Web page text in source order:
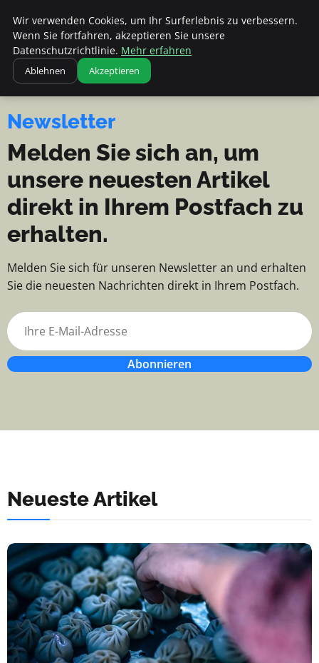
Apemania Shop - Nachrichten,
Apemania Shop
NACHRICHTEN, TIPPS UND
EINBLICKE
Newsletter
Melden Sie sich an, um
unsere neuesten Artikel
direkt in Ihrem Postfach zu
erhalten.
Melden Sie sich für unseren Newsletter an und erhalten
Sie die neuesten Nachrichten direkt in Ihrem Postfach.
Abonnieren
Neueste Artikel
Wir verwenden Cookies, um Ihr Surferlebnis zu verbessern.
Wenn Sie fortfahren, akzeptieren Sie unsere
Datenschutzrichtlinie. Mehr erfahren
Ablehnen Akzeptieren